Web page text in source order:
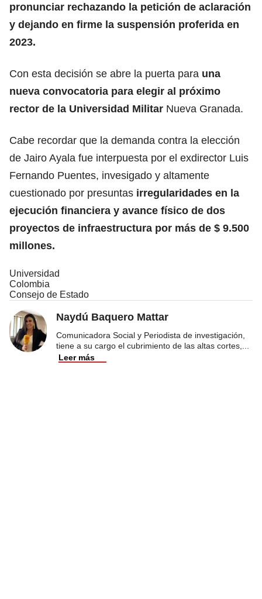
pronunciar rechazando la petición de aclaración
y dejando en firme la suspensión proferida en
2023.
Con esta decisión se abre la puerta para una
nueva convocatoria para elegir al próximo
rector de la Universidad Militar Nueva Granada.
Cabe recordar que la demanda contra la elección
de Jairo Ayala fue interpuesta por el exdirector Luis
Fernando Puentes, invesigado y altamente
cuestionado por presuntas irregularidades en la
ejecución financiera y avance físico de dos
proyectos de infraestructura por más de $ 9.500
millones.
Universidad
Colombia
Consejo de Estado
Naydú Baquero Mattar
Comunicadora Social y Periodista de investigación,
tiene a su cargo el cubrimiento de las altas cortes,
Leer más